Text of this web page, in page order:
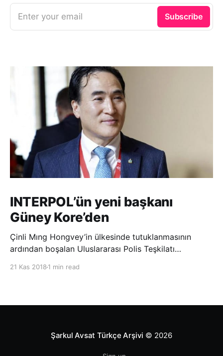
Enter your email Subscribe
INTERPOL’ün yeni başkanı
Güney Kore’den
Çinli Mıng Hongvey’in ülkesinde tutuklanmasının
ardından boşalan Uluslararası Polis Teşkilatı
21 Kas 2018 1 min read
Şarkul Avsat Türkçe Arşivi © 2026